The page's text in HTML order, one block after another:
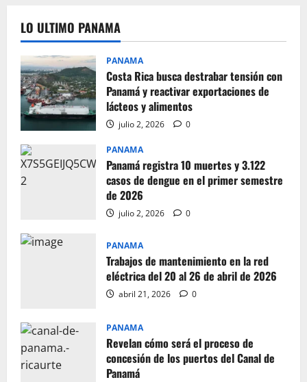
LO ULTIMO PANAMA
PANAMA
Costa Rica busca destrabar tensión con
Panamá y reactivar exportaciones de
lácteos y alimentos
julio 2, 2026 0
PANAMA
Panamá registra 10 muertes y 3.122
casos de dengue en el primer semestre
de 2026
julio 2, 2026 0
PANAMA
Trabajos de mantenimiento en la red
eléctrica del 20 al 26 de abril de 2026
abril 21, 2026 0
PANAMA
Revelan cómo será el proceso de
concesión de los puertos del Canal de
Panamá